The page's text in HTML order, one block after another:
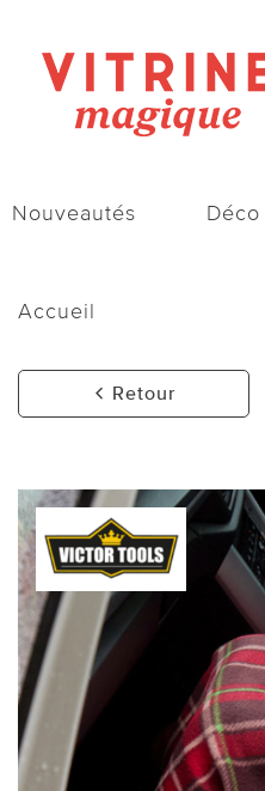
Nouveautés Déco
Accueil
Retour